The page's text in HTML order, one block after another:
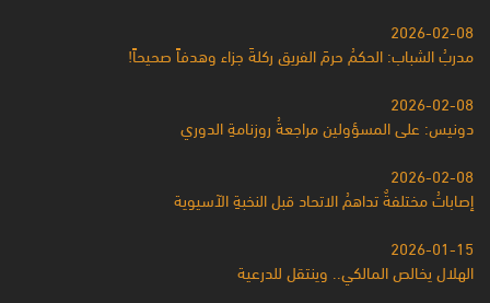
2026-02-08
مدربُ الشباب: الحكمُ حرمَ الفريق ركلةَ جزاء وهدفاً صحيحاً!
2026-02-08
دونيس: على المسؤولين مراجعةُ روزنامةِ الدوري
2026-02-08
إصاباتُ مختلفةٌ تداهمُ الاتحاد قبل النخبةِ الآسيوية
2026-01-15
الهلال يخالص المالكي.. وينتقل للدرعية